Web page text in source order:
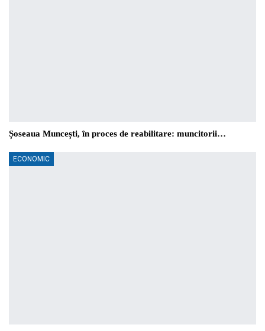
Șoseaua Muncești, în proces de reabilitare: muncitorii…
ECONOMIC